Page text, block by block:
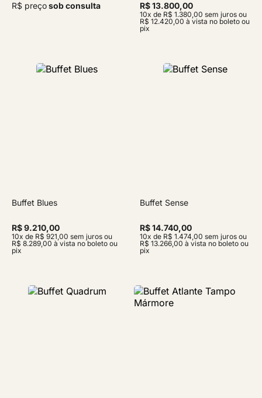
R$ preçosob consulta R$ 13.800,00
10x de R$ 1.380,00 sem juros ou
R$ 12.420,00 à vista no boleto ou
pix
Buffet Blues
R$ 9.210,00
10x de R$ 921,00 sem juros ou
R$ 8.289,00 à vista no boleto ou
pix
Buffet Sense
R$ 14.740,00
10x de R$ 1.474,00 sem juros ou
R$ 13.266,00 à vista no boleto ou
pix